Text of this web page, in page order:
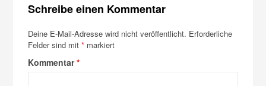
Schreibe einen Kommentar
Deine E-Mail-Adresse wird nicht veröffentlicht. Erforderliche
Felder sind mit* markiert
Kommentar*